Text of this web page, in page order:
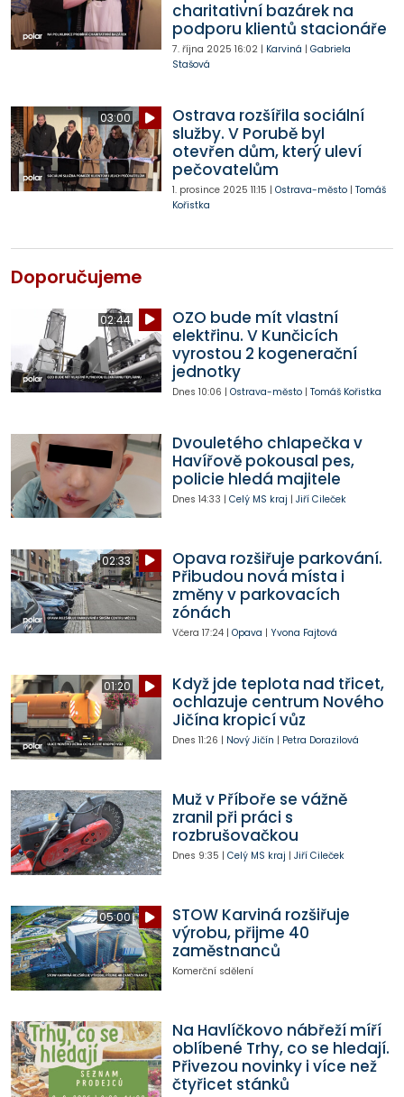
charitativní bazárek na
podporu klientů stacionáře
7. října 2025 16:02| Karviná | Gabriela
Stašová
03:00
Ostrava rozšířila sociální
služby. V Porubě byl
otevřen dům, který uleví
pečovatelům
1. prosince 2025 11:15 | Ostrava-město| Tomáš
Kořistka
Doporučujeme
02:44
OZO bude mít vlastní
elektřinu. V Kunčicích
vyrostou 2 kogenerační
jednotky
Dnes 10:06 | Ostrava-město| Tomáš Kořistka
Dvouletého chlapečka v
Havířově pokousal pes,
policie hledá majitele
Dnes 14:33 | Celý MS kraj | Jiří Cileček
02:33
Opava rozšiřuje parkování.
Přibudou nová místa i
změny v parkovacích
zónách
Včera 17:24| Opava | Yvona Fajtová
01:20
Když jde teplota nad třicet,
ochlazuje centrum Nového
Jičína kropicí vůz
Dnes 11:26 | Nový Jičín | Petra Dorazilová
Muž v Příboře se vážně
zranil při práci s
rozbrušovačkou
Dnes 9:35 | Celý MS kraj | Jiří Cileček
05:00
STOW Karviná rozšiřuje
výrobu, přijme 40
zaměstnanců
Komerční sdělení
Na Havlíčkovo nábřeží míří
oblíbené Trhy, co se hledají.
Přivezou novinky i více než
čtyřicet stánků